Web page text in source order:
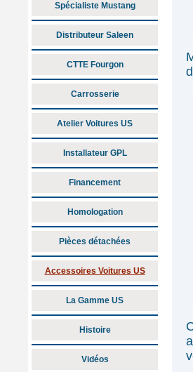
Spécialiste Mustang
Distributeur Saleen
CTTE Fourgon
Carrosserie
Atelier Voitures US
Installateur GPL
Financement
Homologation
Pièces détachées
Accessoires Voitures US
La Gamme US
Histoire
Vidéos